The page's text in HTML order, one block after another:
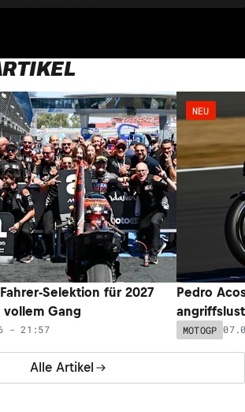
Alle Artikel
Selektion für 2027
Gang
- 21:57
NEU
Pedro
MOTOGP